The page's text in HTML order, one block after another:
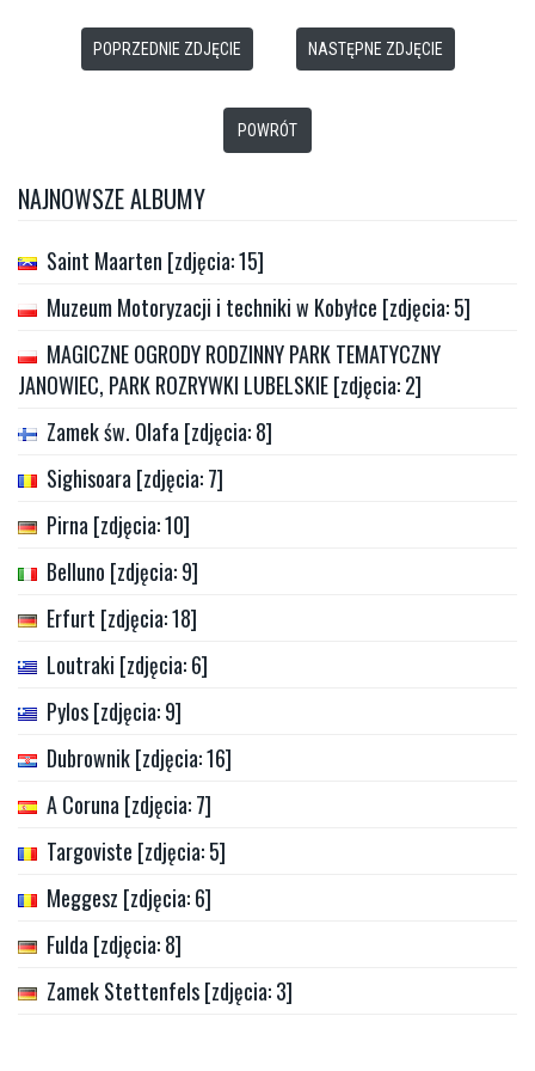
POPRZEDNIE ZDJĘCIE NASTĘPNE ZDJĘCIE
POWRÓT
NAJNOWSZE ALBUMY
Saint Maarten [zdjęcia: 15]
Muzeum Motoryzacji i techniki w Kobyłce [zdjęcia: 5]
MAGICZNE OGRODY RODZINNY PARK TEMATYCZNY
JANOWIEC, PARK ROZRYWKI LUBELSKIE [zdjęcia: 2]
Zamek św. Olafa [zdjęcia: 8]
Sighisoara [zdjęcia: 7]
Pirna [zdjęcia: 10]
Belluno [zdjęcia: 9]
Erfurt [zdjęcia: 18]
Loutraki [zdjęcia: 6]
Pylos [zdjęcia: 9]
Dubrownik [zdjęcia: 16]
A Coruna [zdjęcia: 7]
Targoviste [zdjęcia: 5]
Meggesz [zdjęcia: 6]
Fulda [zdjęcia: 8]
Zamek Stettenfels [zdjęcia: 3]